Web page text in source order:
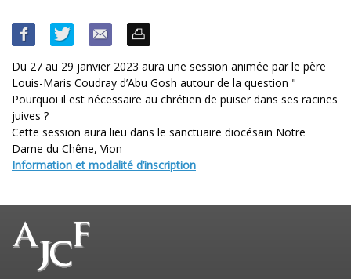
Du 27 au 29 janvier 2023 aura une session animée par le père
Louis-Maris Coudray d’Abu Gosh autour de la question "
Pourquoi il est nécessaire au chrétien de puiser dans ses racines
juives ?
Cette session aura lieu dans le sanctuaire diocésain Notre
Dame du Chêne, Vion
Information et modalité d’inscription